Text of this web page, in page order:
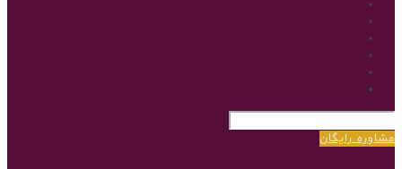
مشاوره رایگان